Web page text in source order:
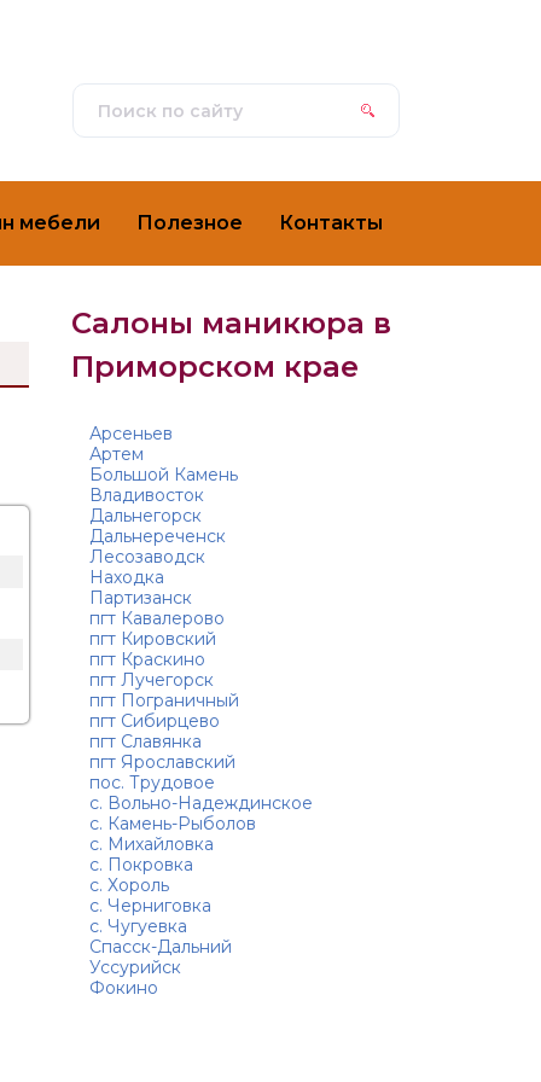
мебели Полезное Контакты
Салоны маникюра в
Приморском крае
Арсеньев
Артем
Большой Камень
Владивосток
Дальнегорск
Дальнереченск
Лесозаводск
Находка
Партизанск
пгт Кавалерово
пгт Кировский
пгт Краскино
пгт Лучегорск
пгт Пограничный
пгт Сибирцево
пгт Славянка
пгт Ярославский
пос. Трудовое
с. Вольно-Надеждинское
с. Камень-Рыболов
с. Михайловка
с. Покровка
с. Хороль
с. Черниговка
с. Чугуевка
Спасск-Дальний
Уссурийск
Фокино